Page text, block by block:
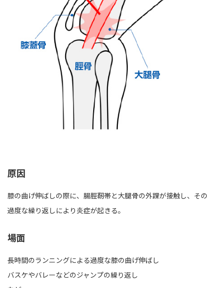
原因
膝の曲げ伸ばしの際に、腸脛靭帯と大腿骨の外踝が接触し、その
過度な繰り返しにより炎症が起きる。
場面
長時間のランニングによる過度な膝の曲げ伸ばし
バスケやバレーなどのジャンプの繰り返し